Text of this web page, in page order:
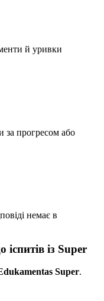
й уривки
за прогресом або
немає в
із Super
Super.